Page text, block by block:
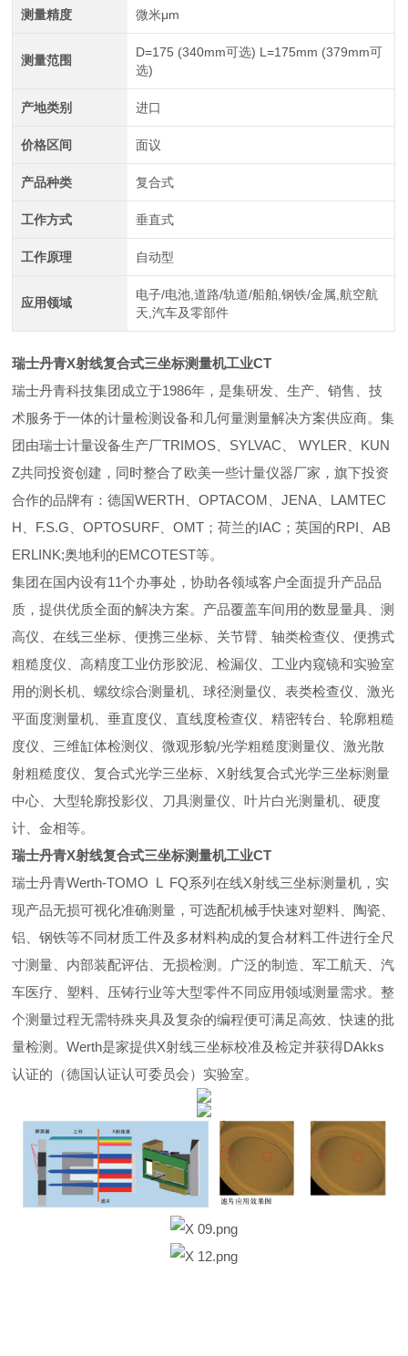
测量精度 微米μm
测量范围
D=175 (340mm可选) L=175mm (379mm可
选)
产地类别 进口
价格区间 面议
产品种类 复合式
工作方式 垂直式
工作原理 自动型
应用领域
电子/电池,道路/轨道/船舶,钢铁/金属,航空航
天,汽车及零部件
瑞士丹青X射线复合式三坐标测量机工业CT
瑞士丹青科技集团成立于1986年，是集研发、生产、销售、技
术服务于一体的计量检测设备和几何量测量解决方案供应商。集
团由瑞士计量设备生产厂TRIMOS、SYLVAC、 WYLER、KUN
Z共同投资创建，同时整合了欧美一些计量仪器厂家，旗下投资
合作的品牌有：德国WERTH、OPTACOM、JENA、LAMTEC
H、F.S.G、OPTOSURF、OMT；荷兰的IAC；英国的RPI、AB
ERLINK;奥地利的EMCOTEST等。
集团在国内设有11个办事处，协助各领域客户全面提升产品品
质，提供优质全面的解决方案。产品覆盖车间用的数显量具、测
高仪、在线三坐标、便携三坐标、关节臂、轴类检查仪、便携式
粗糙度仪、高精度工业仿形胶泥、检漏仪、工业内窥镜和实验室
用的测长机、螺纹综合测量机、球径测量仪、表类检查仪、激光
平面度测量机、垂直度仪、直线度检查仪、精密转台、轮廓粗糙
度仪、三维缸体检测仪、微观形貌/光学粗糙度测量仪、激光散
射粗糙度仪、复合式光学三坐标、X射线复合式光学三坐标测量
中心、大型轮廓投影仪、刀具测量仪、叶片白光测量机、硬度
计、金相等。
瑞士丹青X射线复合式三坐标测量机工业CT
瑞士丹青Werth-TOMO L FQ系列在线X射线三坐标测量机，实
现产品无损可视化准确测量，可选配机械手快速对塑料、陶瓷、
铝、钢铁等不同材质工件及多材料构成的复合材料工件进行全尺
寸测量、内部装配评估、无损检测。广泛的制造、军工航天、汽
车医疗、塑料、压铸行业等大型零件不同应用领域测量需求。整
个测量过程无需特殊夹具及复杂的编程便可满足高效、快速的批
量检测。Werth是家提供X射线三坐标校准及检定并获得DAkks
认证的（德国认证认可委员会）实验室。